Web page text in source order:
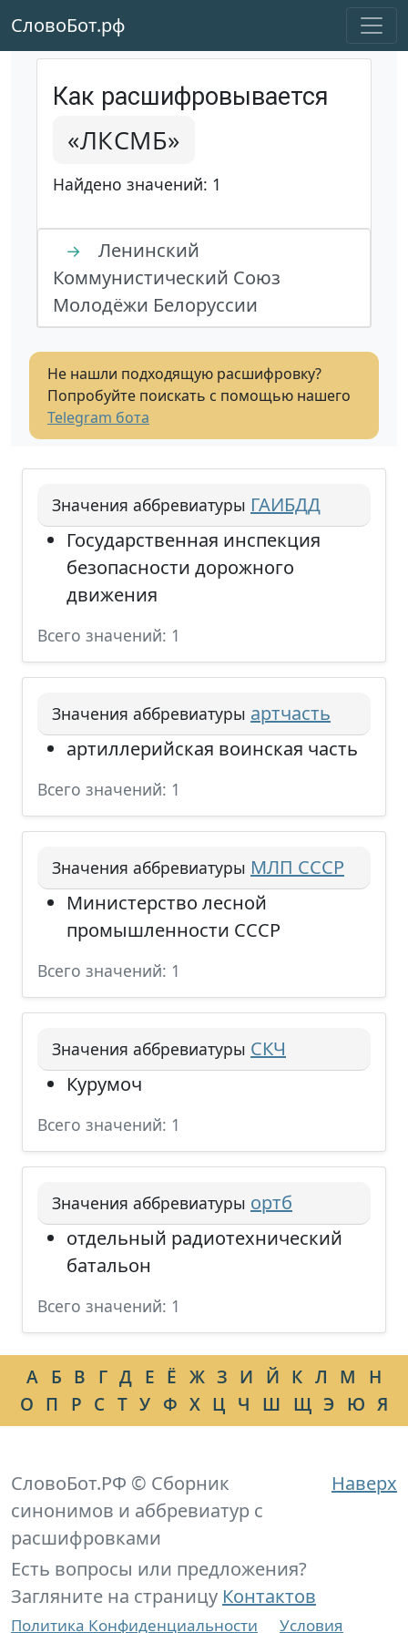
СловоБот.рф
Как расшифровывается
«ЛКСМБ»
Найдено значений: 1
→
Ленинский
Коммунистический Союз
Молодёжи Белоруссии
Не нашли подходящую расшифровку?
Попробуйте поискать с помощью нашего
Telegram бота
Значения аббревиатуры ГАИБДД
Государственная инспекция
безопасности дорожного
движения
Всего значений: 1
Значения аббревиатуры артчасть
артиллерийская воинская часть
Всего значений: 1
Значения аббревиатуры МЛП СССР
Министерство лесной
промышленности СССР
Всего значений: 1
Значения аббревиатуры СКЧ
Курумоч
Всего значений: 1
Значения аббревиатуры ортб
отдельный радиотехнический
батальон
Всего значений: 1
А Б В Г Д Е Ё Ж З И Й К Л М
Н
О П Р С Т У Ф Х Ц Ч Ш Щ Э Ю Я
Наверх
СловоБот.РФ © Сборник
синонимов и аббревиатур с
расшифровками
Есть вопросы или предложения?
Загляните на страницу Контактов
Политика Конфиденциальности Условия